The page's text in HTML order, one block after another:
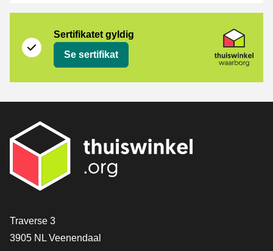
Sertifikatet gyldig
Se sertifikat
[_General:Contact]
Traverse 3
3905 NL Veenendaal